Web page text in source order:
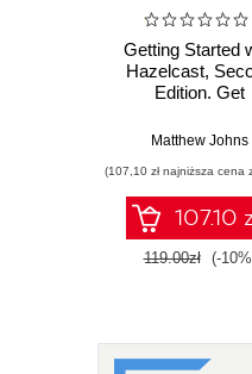
Getting Started
Hazelcast,
Edition. Get
highly scalable
learn how to
powerful in-
features into
application
Matthew Johns
(107,10 zł najniższa cena
107.10
119.00zł (-